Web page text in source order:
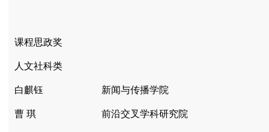
课程思政奖
人文社科类
白麒钰 新闻与传播学院
曹 琪 前沿交叉学科研究院